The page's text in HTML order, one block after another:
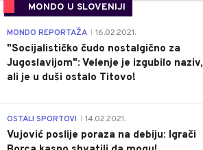
MONDO U SLOVENIJI
MONDO REPORTAŽA 16.02.2021.
"Socijalističko čudo nostalgično za
Jugoslavijom": Velenje je izgubilo naziv,
ali je u duši ostalo Titovo!
OSTALI SPORTOVI 14.02.2021.
Vujović poslije poraza na debiju: Igrači